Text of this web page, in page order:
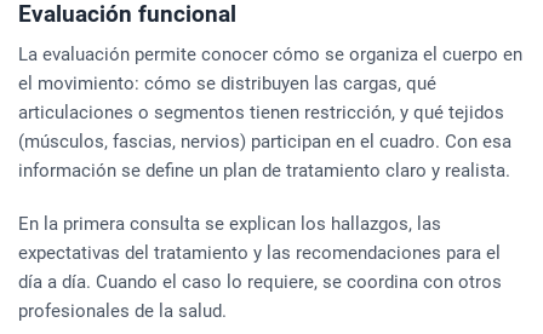
Evaluación funcional
La evaluación permite conocer cómo se organiza el cuerpo en
el movimiento: cómo se distribuyen las cargas, qué
articulaciones o segmentos tienen restricción, y qué tejidos
(músculos, fascias, nervios) participan en el cuadro. Con esa
información se define un plan de tratamiento claro y realista.
En la primera consulta se explican los hallazgos, las
expectativas del tratamiento y las recomendaciones para el
día a día. Cuando el caso lo requiere, se coordina con otros
profesionales de la salud.